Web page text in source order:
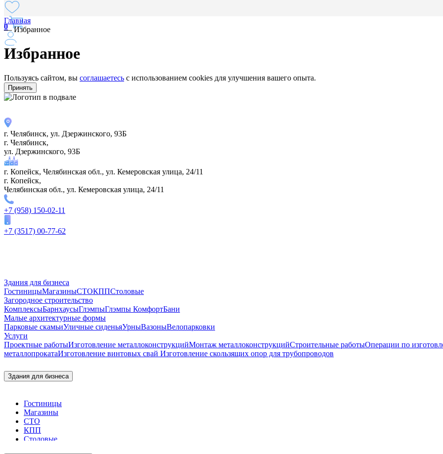
0
Главная
—Избранное
Избранное
Пользуясь сайтом, вы соглашаетесь с использованием cookies для улучшения вашего опыта.
Принять
г. Челябинск, ул. Дзержинского, 93Б
г. Челябинск,
ул. Дзержинского, 93Б
г. Копейск, Челябинская обл., ул. Кемеровская улица, 24/11
г. Копейск,
Челябинская обл., ул. Кемеровская улица, 24/11
+7 (958) 150-02-11
+7 (3517) 00-77-62
Здания для бизнеса
ГостиницыМагазиныСТОКППСтоловые
Загородное строительство
КомплексыБарнхаусыГлэмпыГлэмпы КомфортБани
Малые архитектурные формы
Парковые скамьиУличные сиденьяУрныВазоныВелопарковки
Услуги
Проектные работыИзготовление металлоконструкцийМонтаж металлоконструкцийСтроительные работыОперации по
металлопрокатаИзготовление винтовых свай Изготовление скользящих опор для трубопроводов
Здания для бизнеса
Гостиницы
Магазины
СТО
КПП
Столовые